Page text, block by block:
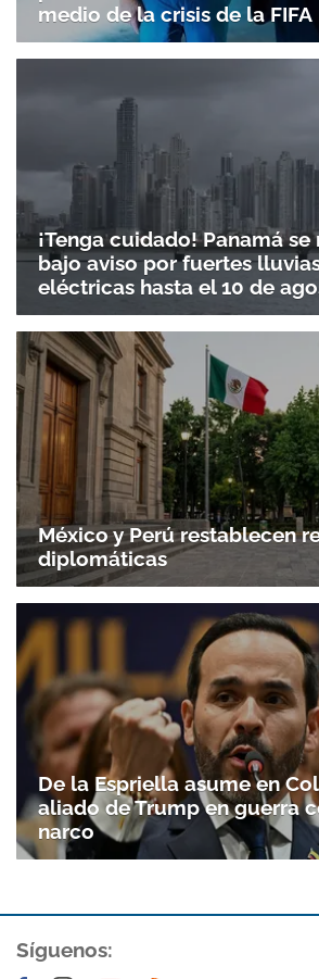
Gracias por suscribirte a
medio de la crisis de la FIFA
¡Tenga cuidado! Panamá
bajo aviso por fuertes
eléctricas hasta el 10 de
México y Perú restablecen
diplomáticas
De la Espriella asume en
aliado de Trump en guerra
narco
Síguenos: